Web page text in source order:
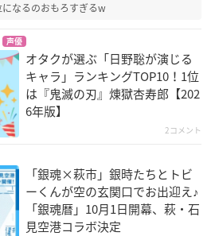
なるのおもろすぎるw
声優
オタクが選ぶ「日野聡が演じる
キャラ」ランキングTOP10！1位
は『鬼滅の刃』煉󠄁獄杏寿郎【202
6年版】
2コメント
「銀魂×萩市」銀時たちとトビ
ーくんが空の玄関口でお出迎え♪
「銀魂暦」10月1日開幕、萩・石
見空港コラボ決定